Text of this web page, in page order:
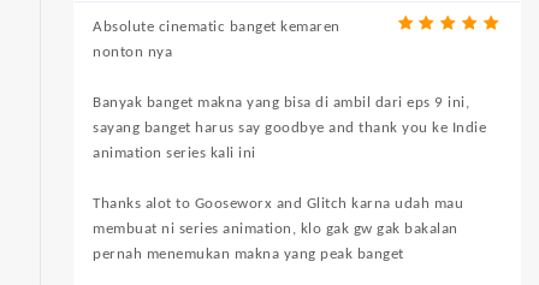
Absolute cinematic banget kemaren
nonton nya
Banyak banget makna yang bisa di ambil dari eps 9 ini,
sayang banget harus say goodbye and thank you ke Indie
animation series kali ini
Thanks alot to Gooseworx and Glitch karna udah mau
membuat ni series animation, klo gak gw gak bakalan
pernah menemukan makna yang peak banget